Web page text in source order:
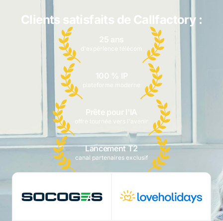
Clients satisfaits de Callfactory :
25 ans
d'expérience télécom
100 % IP
plateforme moderne
Prête pour l'IA
offre tournée vers l'avenir
Lancement T2
canal partenaires exclusif